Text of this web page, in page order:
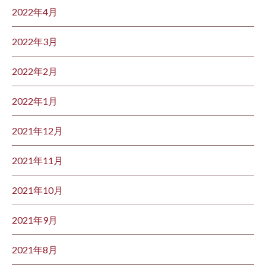
2022年4月
2022年3月
2022年2月
2022年1月
2021年12月
2021年11月
2021年10月
2021年9月
2021年8月